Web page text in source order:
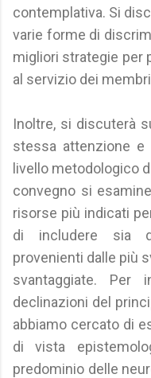
contemplativa. Si
varie forme di
migliori strategie per
al servizio dei
Inoltre, si discuterà
stessa attenzione e
livello metodologico
convegno si
risorse più indicati
di includere sia
provenienti dalle più
svantaggiate. Per
declinazioni del
abbiamo cercato di
di vista
predominio delle